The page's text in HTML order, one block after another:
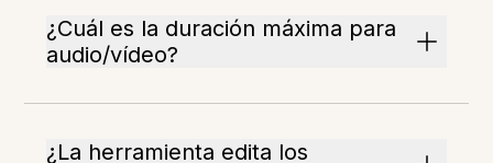
¿Cuál es la duración máxima para
audio/vídeo?
¿La herramienta edita los